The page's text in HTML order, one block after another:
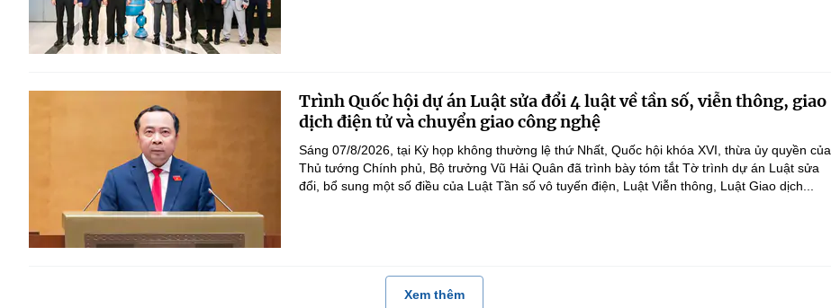
Trình Quốc hội dự án Luật sửa đổi 4 luật về tần số, viễn thông, giao
dịch điện tử và chuyển giao công nghệ
Sáng 07/8/2026, tại Kỳ họp không thường lệ thứ Nhất, Quốc hội khóa XVI, thừa ủy quyền của
Thủ tướng Chính phủ, Bộ trưởng Vũ Hải Quân đã trình bày tóm tắt Tờ trình dự án Luật sửa
đổi, bổ sung một số điều của Luật Tần số vô tuyến điện, Luật Viễn thông, Luật Giao dịch...
Xem thêm